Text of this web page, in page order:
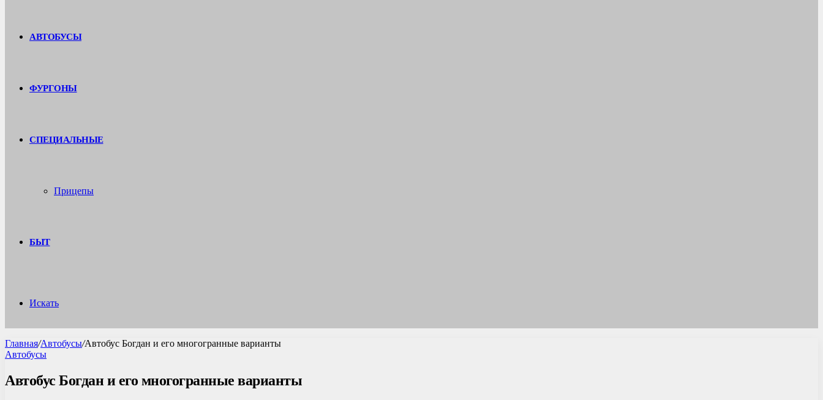
АВТОБУСЫ
ФУРГОНЫ
СПЕЦИАЛЬНЫЕ
Прицепы
БЫТ
Искать
Главная/Автобусы/Автобус Богдан и его многогранные варианты
Автобусы
Автобус Богдан и его многогранные варианты